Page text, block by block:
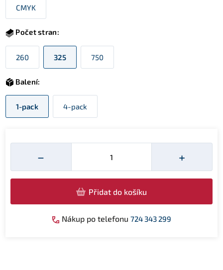
CMYK
Počet stran:
260 325 750
Balení:
1-pack 4-pack
−
Množství
+
Přidat do košíku
Nákup po telefonu 724 343 299